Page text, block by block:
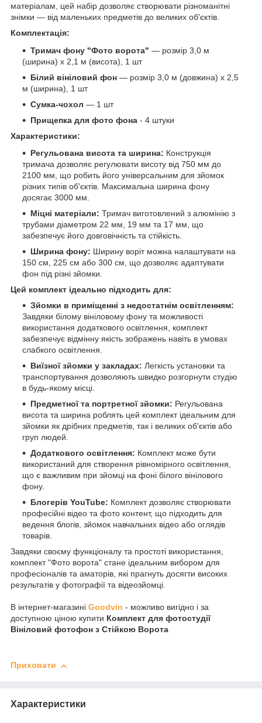
матеріалам, цей набір дозволяє створювати різноманітні
знімки — від маленьких предметів до великих об'єктів.
Комплектація:
Тримач фону "Фото ворота" — розмір 3,0 м
(ширина) х 2,1 м (висота), 1 шт
Білий вініловий фон — розмір 3,0 м (довжина) х 2,5
м (ширина), 1 шт
Сумка-чохол — 1 шт
Прищепка для фото фона - 4 штуки
Характеристики:
Регульована висота та ширина: Конструкція
тримача дозволяє регулювати висоту від 750 мм до
2100 мм, що робить його універсальним для зйомок
різних типів об'єктів. Максимальна ширина фону
досягає 3000 мм.
Міцні матеріали: Тримач виготовлений з алюмінію з
трубами діаметром 22 мм, 19 мм та 17 мм, що
забезпечує його довговічність та стійкість.
Ширина фону: Ширину воріт можна налаштувати на
150 см, 225 см або 300 см, що дозволяє адаптувати
фон під різні зйомки.
Цей комплект ідеально підходить для:
Зйомки в приміщенні з недостатнім освітленням:
Завдяки білому вініловому фону та можливості
використання додаткового освітлення, комплект
забезпечує відмінну якість зображень навіть в умовах
слабкого освітлення.
Виїзної зйомки у закладах: Легкість установки та
транспортування дозволяють швидко розгорнути студію
в будь-якому місці.
Предметної та портретної зйомки: Регульована
висота та ширина роблять цей комплект ідеальним для
зйомки як дрібних предметів, так і великих об'єктів або
груп людей.
Додаткового освітлення: Комплект може бути
використаний для створення рівномірного освітлення,
що є важливим при зйомці на фоні білого вінілового
фону.
Блогерів YouTube: Комплект дозволяє створювати
професійні відео та фото контент, що підходить для
ведення блогів, зйомок навчальних відео або оглядів
товарів.
Завдяки своєму функціоналу та простоті використання,
комплект "Фото ворота" стане ідеальним вибором для
професіоналів та аматорів, які прагнуть досягти високих
результатів у фотографії та відеозйомці.
В інтернет-магазині Goodvin - можливо вигідно і за
доступною ціною купити Комплект для фотостудії
Вініловий фотофон з Стійкою Ворота
Приховати
Характеристики